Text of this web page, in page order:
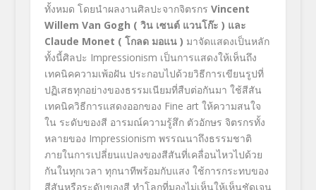
ทั้งหมด โดยนำผลงานศิลปะจากจิตรกร Vincent
Willem Van Gogh ( วิน เซนต์ แวนโก๊ะ ) และ
Claude Monet ( โกลด มอแน ) มาจัดแสดงเป็นหลัก
ทั้งนี้ศิลปะ Impressionism เป็นการแสดงให้เห็นถึง
เทคนิคความเพ้อฝัน ประกอบไปด้วยวิธีการเขียนรูปที่
ปฏิเสธทุกอย่างของธรรมเนียมที่สืบต่อกันมา ใช้สีสัน
เทคนิควิธีการแสดงออกของ Fine art ให้ความสนใจ
ใน ระดับของสี อารมณ์ความรู้สึก ตัวอักษร จิตรกรทั้ง
หลายของ Impressionism พรรณนาถึงธรรมชาติ
ภายในการเปลี่ยนแปลงของสีสันที่เคลื่อนไหวไปด้วย
กันในทุกเวลา ทุกนาทีพร้อมกับแสง ใช้การกระทบของ
สีสันหรือระดับของสี ทำโลกที่มองไม่เห็นให้เห็นชัดเจน